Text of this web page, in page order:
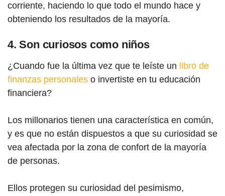
corriente, haciendo lo que todo el mundo hace y
obteniendo los resultados de la mayoría.
4. Son curiosos como niños
¿Cuando fue la última vez que te leíste un libro de
finanzas personales o invertiste en tu educación
financiera?
Los millonarios tienen una característica en común,
y es que no están dispuestos a que su curiosidad se
vea afectada por la zona de confort de la mayoría
de personas.
Ellos protegen su curiosidad del pesimismo,